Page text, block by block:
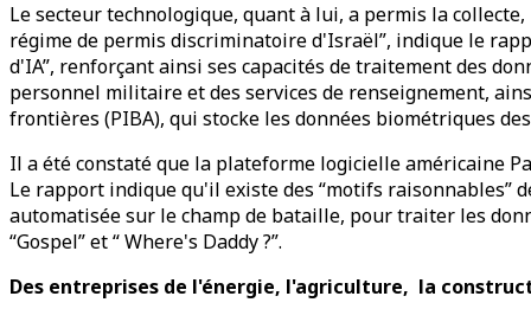
Le secteur technologique, quant à lui, a permis la
régime de permis discriminatoire d'Israël”, indique le
d'IA”, renforçant ainsi ses capacités de traitement des
personnel militaire et des services de renseignement,
frontières (PIBA), qui stocke les données biométriques
Il a été constaté que la plateforme logicielle américaine
Le rapport indique qu'il existe des “motifs
automatisée sur le champ de bataille, pour traiter les
“Gospel” et “ Where's Daddy ?”.
Des entreprises de l'énergie, l'agriculture, la